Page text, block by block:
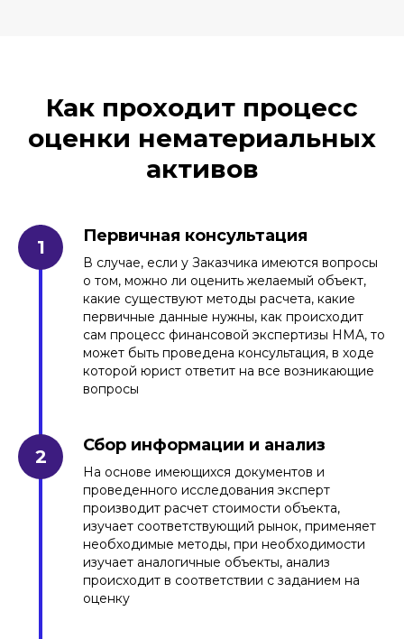
Как проходит процесс
оценки нематериальных
активов
Первичная консультация
В случае, если у Заказчика имеются вопросы
о том, можно ли оценить желаемый объект,
какие существуют методы расчета, какие
первичные данные нужны, как происходит
сам процесс финансовой экспертизы НМА, то
может быть проведена консультация, в ходе
которой юрист ответит на все возникающие
вопросы
Сбор информации и анализ
На основе имеющихся документов и
проведенного исследования эксперт
производит расчет стоимости объекта,
изучает соответствующий рынок, применяет
необходимые методы, при необходимости
изучает аналогичные объекты, анализ
происходит в соответствии с заданием на
оценку